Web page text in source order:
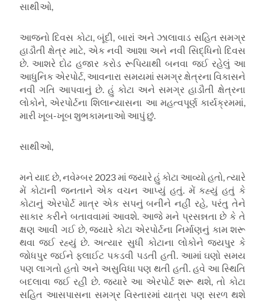
સાથીઓ,
આજનો દિવસ કોટા, બૂંદી, બારાં અને ઝાલાવાડ સહિત સમગ્ર
હાડૌતી ક્ષેત્ર માટે, એક નવી આશા અને નવી સિદ્ધિનો દિવસ
છે. આશરે દોઢ હજાર કરોડ રૂપિયાથી બનવા જઈ રહેલું આ
આધુનિક એરપોર્ટ, આવનારા સમયમાં સમગ્ર ક્ષેત્રના વિકાસને
નવી ગતિ આપવાનું છે. હું કોટા અને સમગ્ર હાડૌતી ક્ષેત્રના
લોકોને, એરપોર્ટના શિલાન્યાસના આ મહત્વપૂર્ણ કાર્યક્રમમાં,
મારી ખૂબ-ખૂબ શુભકામનાઓ આપું છું.
સાથીઓ,
મને યાદ છે, નવેમ્બર 2023 માં જ્યારે હું કોટા આવ્યો હતો, ત્યારે
મેં કોટાની જનતાને એક વચન આપ્યું હતું. મેં કહ્યું હતું કે
કોટાનું એરપોર્ટ માત્ર એક સપનું બનીને નહીં રહે, પરંતુ તેને
સાકાર કરીને બતાવવામાં આવશે. આજે મને પ્રસન્નતા છે કે તે
ક્ષણ આવી ગઈ છે, જ્યારે કોટા એરપોર્ટના નિર્માણનું કામ શરૂ
થવા જઈ રહ્યું છે. અત્યાર સુધી કોટાના લોકોને જયપુર કે
જોધપુર જઈને ફ્લાઈટ પકડવી પડતી હતી. આમાં ઘણો સમય
પણ લાગતો હતો અને અસુવિધા પણ થતી હતી. હવે આ સ્થિતિ
બદલાવા જઈ રહી છે. જ્યારે આ એરપોર્ટ શરૂ થશે, તો કોટા
સહિત આસપાસના સમગ્ર વિસ્તારમાં યાત્રા પણ સરળ થશે